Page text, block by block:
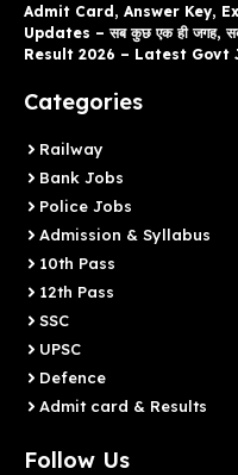
Admit Card, Answer Key,
Updates – सब कुछ एक ही जगह,
Result 2026 – Latest Govt
Categories
Railway
Bank Jobs
Police Jobs
Admission & Syllabus
10th Pass
12th Pass
SSC
UPSC
Defence
Admit card & Results
Follow Us